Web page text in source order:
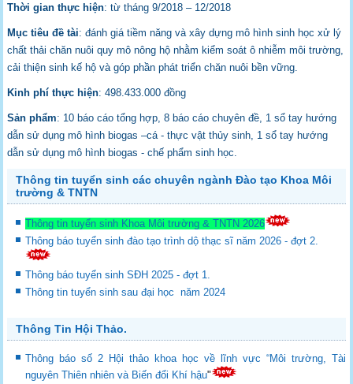
Thời gian thực hiện: từ tháng 9/2018 – 12/2018
Mục tiêu đề tài: đánh giá tiềm năng và xây dựng mô hình sinh học xử lý
chất thải chăn nuôi quy mô nông hộ nhằm kiểm soát ô nhiễm môi trường,
cải thiện sinh kế hộ và góp phần phát triển chăn nuôi bền vững.
Kinh phí thực hiện: 498.433.000 đồng
Sản phẩm: 10 báo cáo tổng hợp, 8 báo cáo chuyên đề, 1 sổ tay hướng
dẫn sử dụng mô hình biogas –cá - thực vật thủy sinh, 1 sổ tay hướng
dẫn sử dụng mô hình biogas - chế phẩm sinh học.
Thông tin tuyển sinh các chuyên ngành Đào tạo Khoa Môi
trường & TNTN
Thông tin tuyển sinh Khoa Môi trường & TNTN 2026
Thông báo tuyển sinh đào tạo trình dộ thạc sĩ năm 2026 - đợt 2.
Thông báo tuyển sinh SĐH 2025 - đợt 1.
Thông tin tuyển sinh sau đại học năm 2024
Thông Tin Hội Thảo.
Thông báo số 2 Hội thảo khoa học về lĩnh vực “Môi trường, Tài
nguyên Thiên nhiên và Biến đổi Khí hậu"